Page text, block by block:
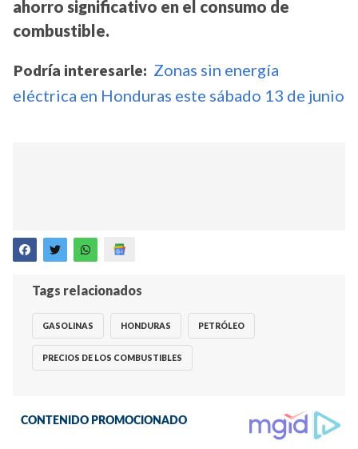
ahorro significativo en el consumo de
combustible.
Podría interesarle: Zonas sin energía
eléctrica en Honduras este sábado 13 de junio
Tags relacionados
GASOLINAS HONDURAS PETRÓLEO
PRECIOS DE LOS COMBUSTIBLES